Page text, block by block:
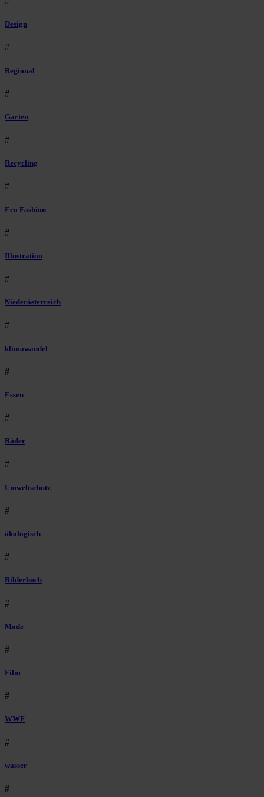
Design
#
Regional
#
Garten
#
Recycling
#
Eco Fashion
#
Illustration
#
Niederösterreich
#
klimawandel
#
Essen
#
Räder
#
Umweltschutz
#
ökologisch
#
Bilderbuch
#
Mode
#
Film
#
WWF
#
wasser
#